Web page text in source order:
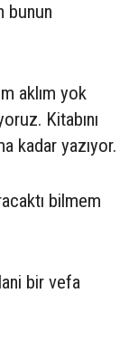
bunun
aklım yok
Kitabını
kadar yazıyor.
bilmem
bir vefa